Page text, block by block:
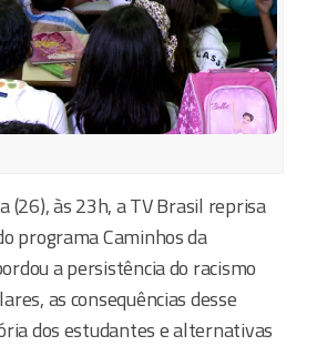
(26), às 23h, a TV Brasil reprisa
programa Caminhos da
a persistência do racismo
as consequências desse
dos estudantes e alternativas